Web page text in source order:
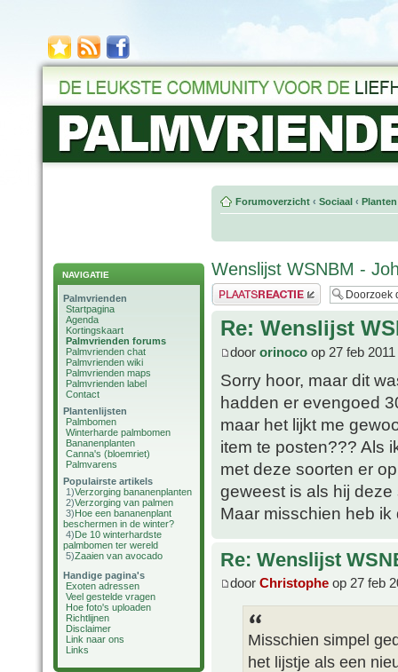
NAVIGATIE
Palmvrienden
Startpagina
Agenda
Kortingskaart
Palmvrienden forums
Palmvrienden chat
Palmvrienden wiki
Palmvrienden maps
Palmvrienden label
Contact
Plantenlijsten
Palmbomen
Winterharde palmbomen
Bananenplanten
Canna's (bloemriet)
Palmvarens
Populairste artikels
1)Verzorging bananenplanten
2)Verzorging van palmen
3)Hoe een bananenplant
beschermen in de winter?
4)De 10 winterhardste
palmbomen ter wereld
5)Zaaien van avocado
Handige pagina's
Exoten adressen
Veel gestelde vragen
Hoe foto's uploaden
Richtlijnen
Disclaimer
Link naar ons
Links
Forumoverzicht ‹ Sociaal ‹
Wenslijst WSNBM -
Plaats een reactie
Re: Wenslijst
door orinoco op 27 feb
Sorry hoor, maar dit
hadden er evengoed
maar het lijkt me
item te posten??? Als
met deze soorten er
geweest is als hij
Maar misschien heb
Re: Wenslijst
door Christophe op 27 feb
Misschien simpel
het lijstje als een